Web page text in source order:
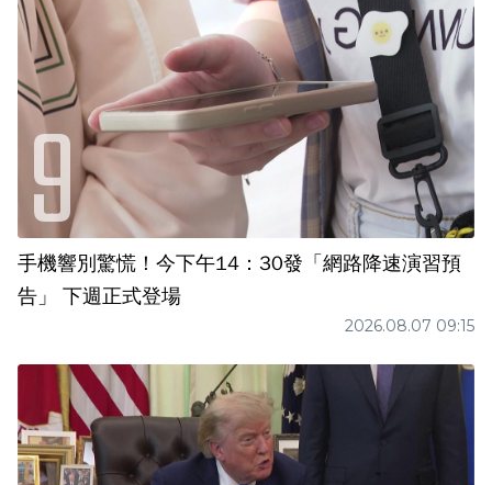
手機響別驚慌！今下午14：30發「網路降速演習預
告」 下週正式登場
2026.08.07 09:15